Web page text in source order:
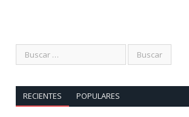
RECIENTES POPULARES